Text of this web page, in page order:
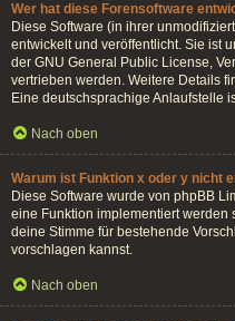
Wer hat diese Forensoftware
Diese Software (in ihrer
entwickelt und veröffentlicht. Sie ist
der GNU General Public License,
vertrieben werden. Weitere Details
Eine deutschsprachige Anlaufstelle
Nach oben
Warum ist Funktion x oder y nicht
Diese Software wurde von phpBB
eine Funktion implementiert werden
deine Stimme für bestehende
vorschlagen kannst.
Nach oben